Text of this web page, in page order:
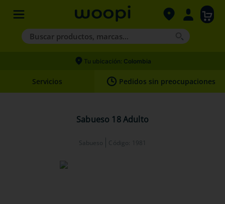
Buscar productos, marcas...
Términos más buscados
2.
hills
Tu ubicación: Colombia
Servicios Pedidos sin preocupaciones
Sabueso 18 Adulto
Sabueso Código: 1981